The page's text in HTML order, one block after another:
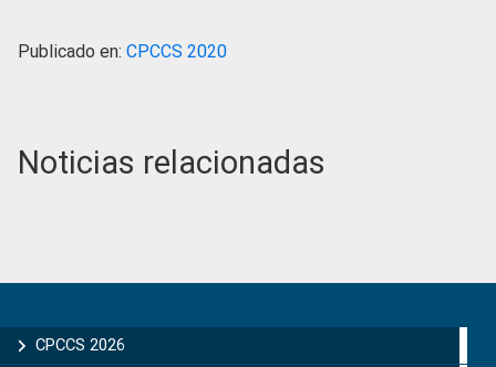
Publicado en: CPCCS 2020
Noticias relacionadas
Sidebar
CPCCS 2026